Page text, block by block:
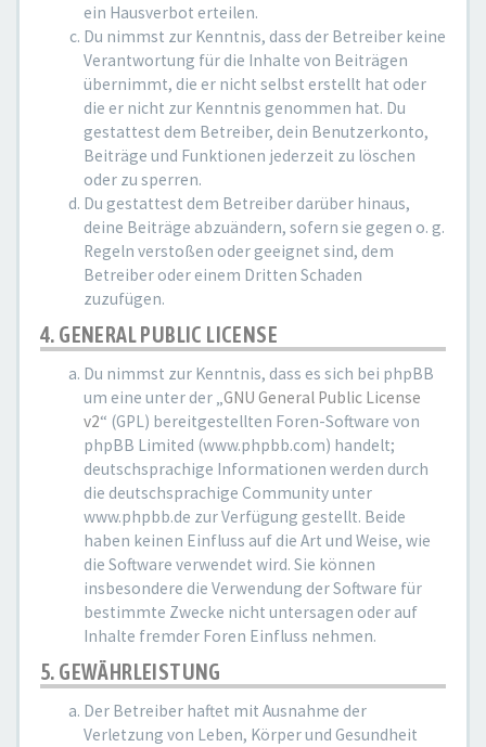
ein Hausverbot erteilen.
Du nimmst zur Kenntnis, dass der Betreiber keine
Verantwortung für die Inhalte von Beiträgen
übernimmt, die er nicht selbst erstellt hat oder
die er nicht zur Kenntnis genommen hat. Du
gestattest dem Betreiber, dein Benutzerkonto,
Beiträge und Funktionen jederzeit zu löschen
oder zu sperren.
Du gestattest dem Betreiber darüber hinaus,
deine Beiträge abzuändern, sofern sie gegen o. g.
Regeln verstoßen oder geeignet sind, dem
Betreiber oder einem Dritten Schaden
zuzufügen.
4. GENERAL PUBLIC LICENSE
Du nimmst zur Kenntnis, dass es sich bei phpBB
um eine unter der „GNU General Public License
v2“ (GPL) bereitgestellten Foren-Software von
phpBB Limited (www.phpbb.com) handelt;
deutschsprachige Informationen werden durch
die deutschsprachige Community unter
www.phpbb.de zur Verfügung gestellt. Beide
haben keinen Einfluss auf die Art und Weise, wie
die Software verwendet wird. Sie können
insbesondere die Verwendung der Software für
bestimmte Zwecke nicht untersagen oder auf
Inhalte fremder Foren Einfluss nehmen.
5. GEWÄHRLEISTUNG
Der Betreiber haftet mit Ausnahme der
Verletzung von Leben, Körper und Gesundheit